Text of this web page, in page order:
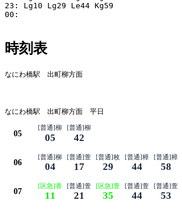
23: Lg10 Lg29 Le44 Kg59
00:
時刻表
なにわ橋駅 出町柳方面
なにわ橋駅 出町柳方面 平日
05
[普通]柳
05
[普通]柳
42
06
[普通]柳
04
[普通]萱
17
[普通]枚
29
[普通]樟
44
[普通]樟
58
07
[区急]香
11
[普通]萱
21
[区急]萱
35
[普通]萱
44
[普通]萱
53